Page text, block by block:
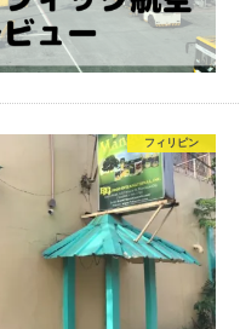
フィリピン